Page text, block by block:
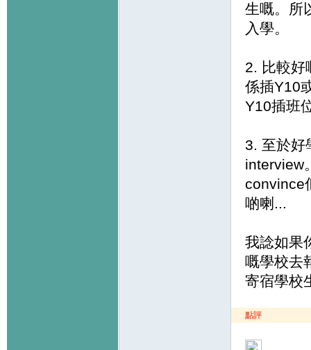
生嘅。所
入學。
2. 比較好
係插Y10
Y10插班
3. 至於好
interview
convince
啲喇...
我諗如果
嘅學校去
寄宿學校
點評